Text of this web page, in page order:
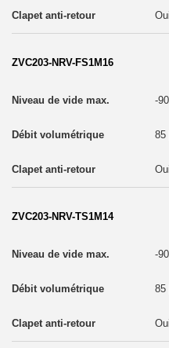
Oui
ZVC203-NRV-FS1M16
-
85
Oui
ZVC203-NRV-TS1M14
-
85
Oui